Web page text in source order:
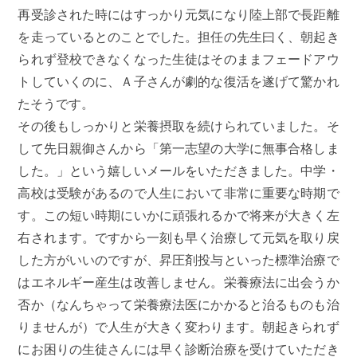
再受診された時にはすっかり元気になり陸上部で長距離
を走っているとのことでした。担任の先生曰く、朝起き
られず登校できなくなった生徒はそのままフェードアウ
トしていくのに、Ａ子さんが劇的な復活を遂げて驚かれ
たそうです。
その後もしっかりと栄養摂取を続けられていました。そ
して先日親御さんから「第一志望の大学に無事合格しま
した。」という嬉しいメールをいただきました。中学・
高校は受験があるので人生において非常に重要な時期で
す。この短い時期にいかに頑張れるかで将来が大きく左
右されます。ですから一刻も早く治療して元気を取り戻
した方がいいのですが、昇圧剤投与といった標準治療で
はエネルギー産生は改善しません。栄養療法に出会うか
否か（なんちゃって栄養療法医にかかると治るものも治
りませんが）で人生が大きく変わります。朝起きられず
にお困りの生徒さんには早く診断治療を受けていただき